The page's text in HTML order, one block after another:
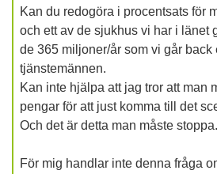
Kan du redogöra i procentsats för
och ett av de sjukhus vi har i länet
de 365 miljoner/år som vi går back
tjänstemännen.
Kan inte hjälpa att jag tror att man
pengar för att just komma till det
Och det är detta man måste stoppa.
För mig handlar inte denna fråga